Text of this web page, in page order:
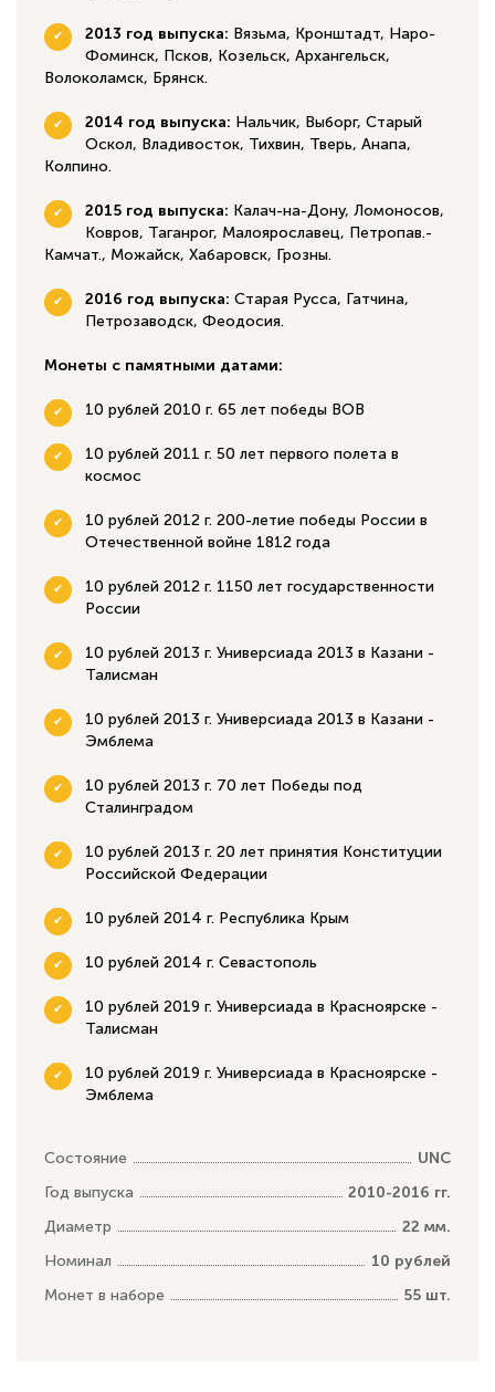
2013 год выпуска: Вязьма, Кронштадт, Наро-
Фоминск, Псков, Козельск, Архангельск,
Волоколамск, Брянск.
2014 год выпуска: Нальчик, Выборг, Старый
Оскол, Владивосток, Тихвин, Тверь, Анапа,
Колпино.
2015 год выпуска: Калач-на-Дону, Ломоносов,
Ковров, Таганрог, Малоярославец, Петропав.-
Камчат., Можайск, Хабаровск, Грозны.
2016 год выпуска: Старая Русса, Гатчина,
Петрозаводск, Феодосия.
Монеты с памятными датами:
10 рублей 2010 г. 65 лет победы ВОВ
10 рублей 2011 г. 50 лет первого полета в
космос
10 рублей 2012 г. 200-летие победы России в
Отечественной войне 1812 года
10 рублей 2012 г. 1150 лет государственности
России
10 рублей 2013 г. Универсиада 2013 в Казани -
Талисман
10 рублей 2013 г. Универсиада 2013 в Казани -
Эмблема
10 рублей 2013 г. 70 лет Победы под
Сталинградом
10 рублей 2013 г. 20 лет принятия Конституции
Российской Федерации
10 рублей 2014 г. Республика Крым
10 рублей 2014 г. Севастополь
10 рублей 2019 г. Универсиада в Красноярске -
Талисман
10 рублей 2019 г. Универсиада в Красноярске -
Эмблема
Состояние
UNC
Год выпуска
2010-2016 гг.
Диаметр
22 мм.
Номинал
10 рублей
Монет в наборе
55 шт.